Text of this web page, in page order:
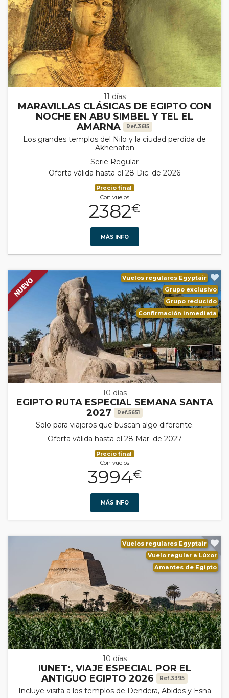
11 días
MARAVILLAS CLÁSICAS DE EGIPTO CON
NOCHE EN ABU SIMBEL Y TEL EL
AMARNA
Ref.3615
Los grandes templos del Nilo y la ciudad perdida de
Akhenaton
Serie Regular
Oferta válida hasta el 28 Dic. de 2026
Precio final
Con vuelos
2382€
MÁS INFO
Vuelos regulares Egyptair
Grupo exclusivo
Grupo reducido
Confirmación inmediata
10 días
EGIPTO RUTA ESPECIAL SEMANA SANTA
2027
Ref.5651
Solo para viajeros que buscan algo diferente.
Oferta válida hasta el 28 Mar. de 2027
Precio final
Con vuelos
3994€
MÁS INFO
Vuelos regulares Egyptair
Vuelo regular a Lúxor
Amantes de Egipto
10 días
IUNET:, VIAJE ESPECIAL POR EL
ANTIGUO EGIPTO 2026
Ref.3395
Incluye visita a los templos de Dendera, Abidos y Esna